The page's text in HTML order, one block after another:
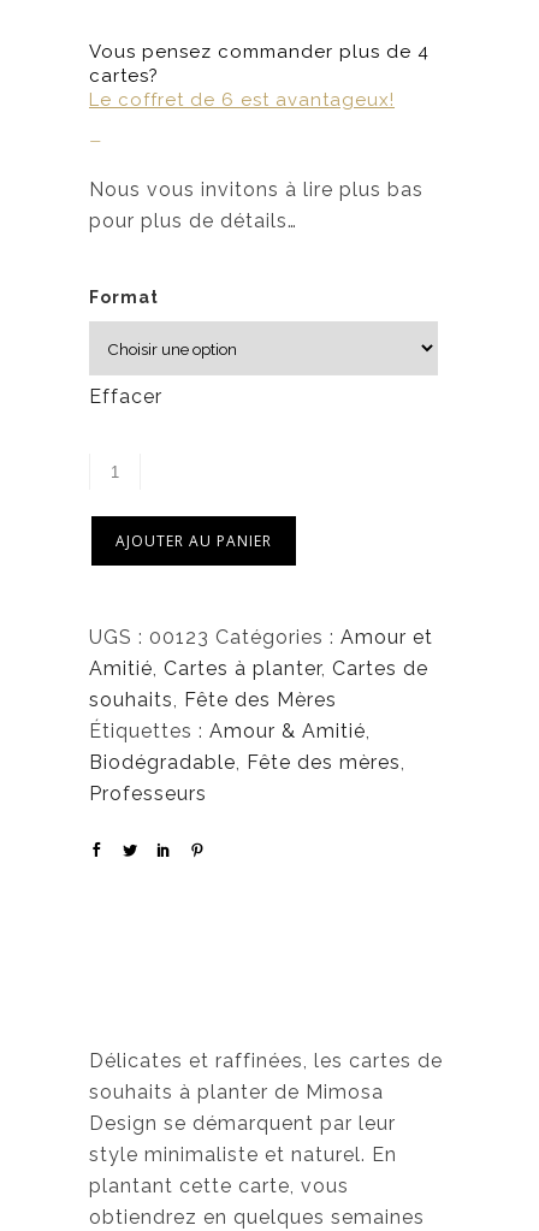
Vous pensez commander plus de 4
cartes?
Le coffret de 6 est avantageux!
–
Nous vous invitons à lire plus bas
pour plus de détails…
Format
Effacer
AJOUTER AU PANIER
UGS : 00123 Catégories : Amour et
Amitié, Cartes à planter, Cartes de
souhaits, Fête des Mères
Étiquettes : Amour & Amitié,
Biodégradable, Fête des mères,
Professeurs
Délicates et raffinées, les cartes de
souhaits à planter de Mimosa
Design se démarquent par leur
style minimaliste et naturel. En
plantant cette carte, vous
obtiendrez en quelques semaines